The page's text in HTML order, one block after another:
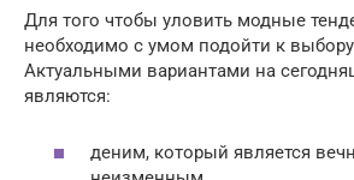
Для того чтобы уловить модные
необходимо с умом подойти к
Актуальными вариантами на
являются:
деним, который является